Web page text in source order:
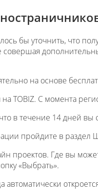
бы уточнить, что
на основе
на TOBIZ. С момента
в течение 14 дней
пройдите в раздел
проектов. Где вы
«Выбрать».
автоматически